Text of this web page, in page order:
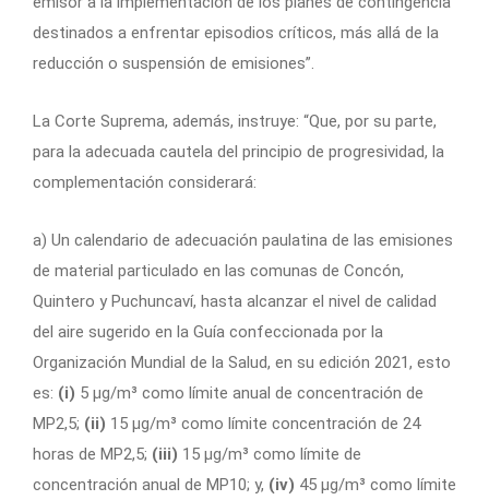
destinados a enfrentar episodios críticos, más allá de la
reducción o suspensión de emisiones”.
La Corte Suprema, además, instruye: “Que, por su parte,
para la adecuada cautela del principio de progresividad, la
complementación considerará:
a) Un calendario de adecuación paulatina de las emisiones
de material particulado en las comunas de Concón,
Quintero y Puchuncaví, hasta alcanzar el nivel de calidad
del aire sugerido en la Guía confeccionada por la
Organización Mundial de la Salud, en su edición 2021, esto
es: (i) 5 µg/m³ como límite anual de concentración de
MP2,5; (ii) 15 µg/m³ como límite concentración de 24
horas de MP2,5; (iii) 15 µg/m³ como límite de
concentración anual de MP10; y, (iv) 45 µg/m³ como límite